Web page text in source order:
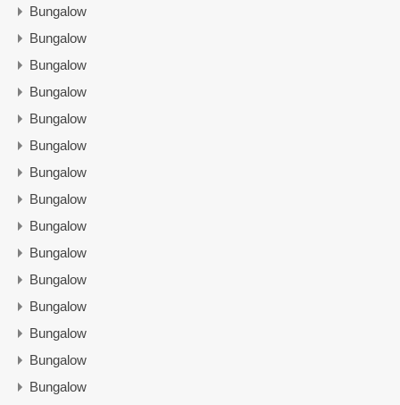
Bungalow
Bungalow
Bungalow
Bungalow
Bungalow
Bungalow
Bungalow
Bungalow
Bungalow
Bungalow
Bungalow
Bungalow
Bungalow
Bungalow
Bungalow